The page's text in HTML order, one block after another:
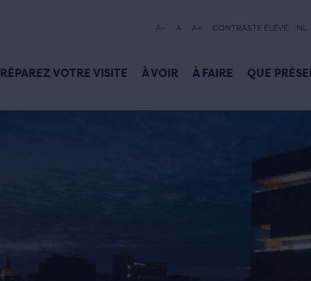
A- A A+ CONTRASTE ÉLEVÉ NL
VOTRE VISITE À VOIR À FAIRE QUE